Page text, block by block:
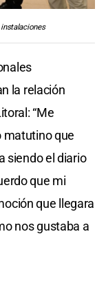
la relación
“Me
matutino que
siendo el diario
que mi
que llegara
nos gustaba a